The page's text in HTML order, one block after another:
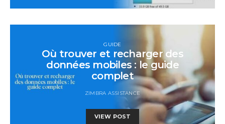
GUIDE
Où trouver et recharger des
données mobiles : le guide
complet
ZIMBRA ASSISTANCE
VIEW POST